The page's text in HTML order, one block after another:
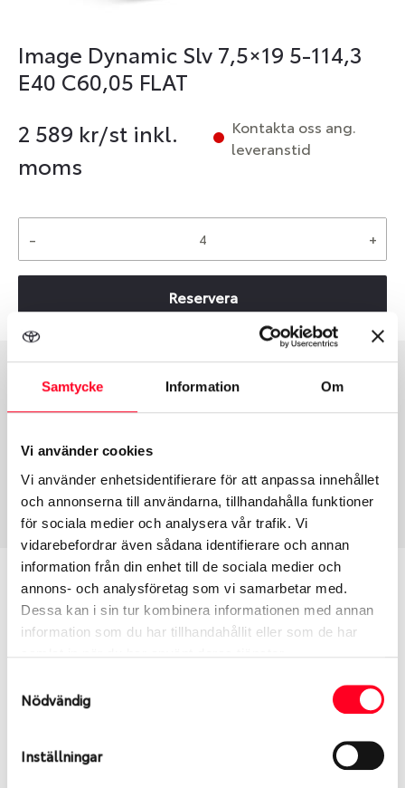
Samtycke Information Om
Vi använder cookies
Vi använder enhetsidentifierare för att anpassa innehållet
och annonserna till användarna, tillhandahålla funktioner
för sociala medier och analysera vår trafik. Vi
vidarebefordrar även sådana identifierare och annan
information från din enhet till de sociala medier och
annons- och analysföretag som vi samarbetar med.
Dessa kan i sin tur kombinera informationen med annan
information som du har tillhandahållit eller som de har
Nödvändig
Inställningar
Image Dynamic Slv 7,5×19 5-114,3
E40 C60,05 FLAT
2 589 kr/st inkl.
moms
Kontakta oss ang.
leveranstid
- +
Reservera
Group
Fälg PV/C LM
Tum
19
40
Centre Diameter
114.3
Art nummer
6403
Passar denna fälg min bil?
Ange registreringsnummer för att se om den fälg
Ibland kan fälgen ha bytts ut under årens lopp och
inte vara samma dimension som bilen hade ut från